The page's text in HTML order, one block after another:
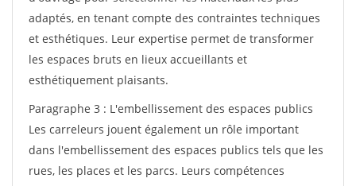
adaptés, en tenant compte des contraintes techniques
et esthétiques. Leur expertise permet de transformer
les espaces bruts en lieux accueillants et
esthétiquement plaisants.
Paragraphe 3 : L'embellissement des espaces publics
Les carreleurs jouent également un rôle important
dans l'embellissement des espaces publics tels que les
rues, les places et les parcs. Leurs compétences